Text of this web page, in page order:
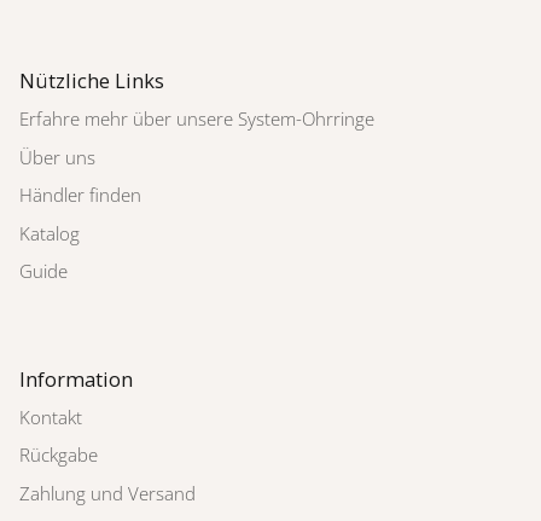
Nützliche Links
Erfahre mehr über unsere System-Ohrringe
Über uns
Händler finden
Katalog
Guide
Information
Kontakt
Rückgabe
Zahlung und Versand